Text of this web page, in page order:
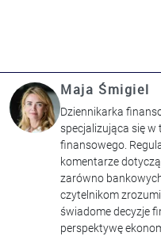
Maja Śmigiel
Dziennikarka
specjalizująca się w
finansowego.
komentarze
zarówno
czytelnikom
świadome decyzje
perspektywę